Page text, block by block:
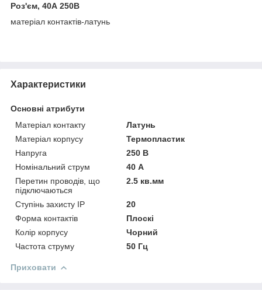
Роз'єм, 40А 250В
матеріал контактів-латунь
Характеристики
Основні атрибути
Матеріал контакту
Латунь
Матеріал корпусу
Термопластик
Напруга
250 В
Номінальний струм
40 А
Перетин проводів, що
підключаються
2.5 кв.мм
Ступінь захисту IP
20
Форма контактів
Плоскі
Колір корпусу
Чорний
Частота струму
50 Гц
Приховати